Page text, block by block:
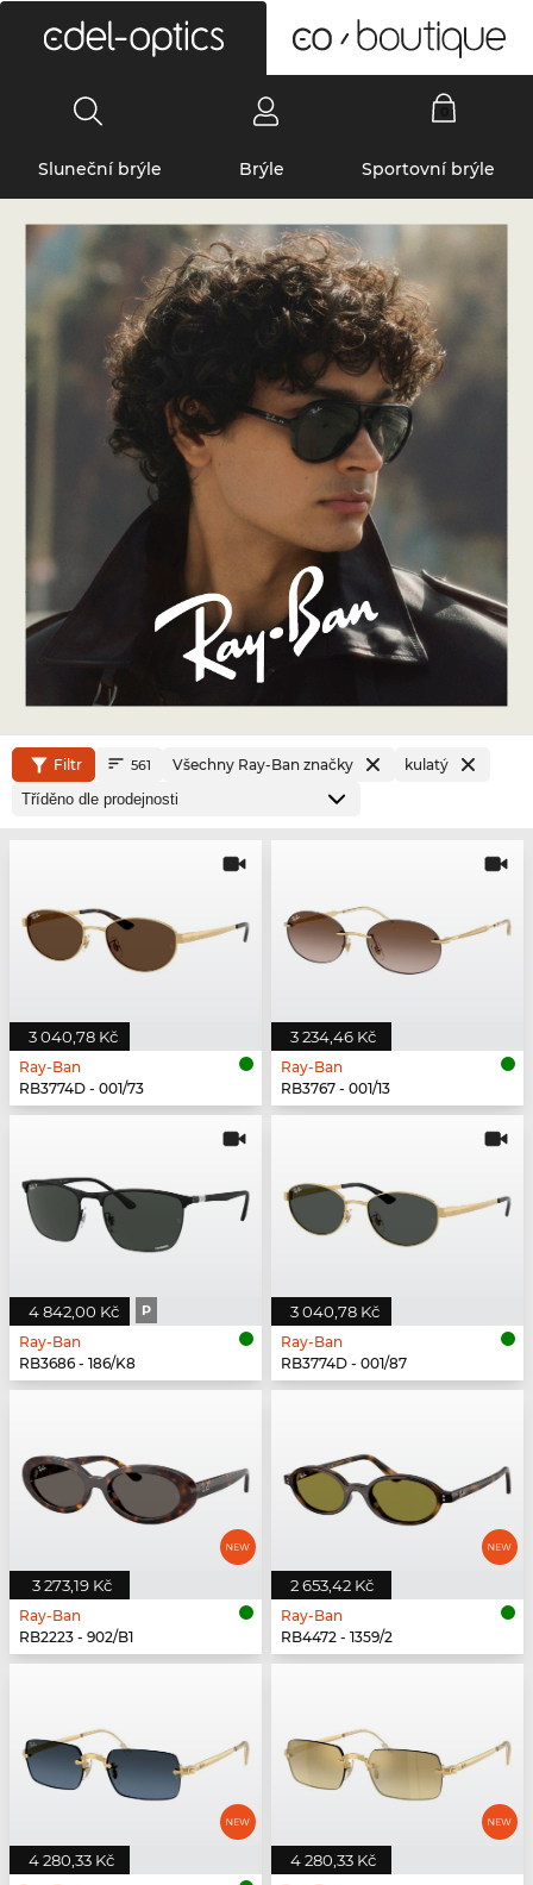
Sluneční brýle Brýle Sportovní brýle
Filtr 561 Všechny Ray-Ban značky kulatý
3 040,78 Kč
Ray-Ban
RB3774D - 001/73
3 234,46 Kč
Ray-Ban
RB3767 - 001/13
4 842,00 Kč P
Ray-Ban
RB3686 - 186/K8
3 040,78 Kč
Ray-Ban
RB3774D - 001/87
3 273,19 Kč
Ray-Ban
RB2223 - 902/B1
2 653,42 Kč
Ray-Ban
RB4472 - 1359/2
4 280,33 Kč 4 280,33 Kč